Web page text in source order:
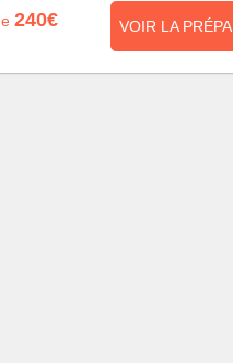
240€ VOIR LA PRÉPA